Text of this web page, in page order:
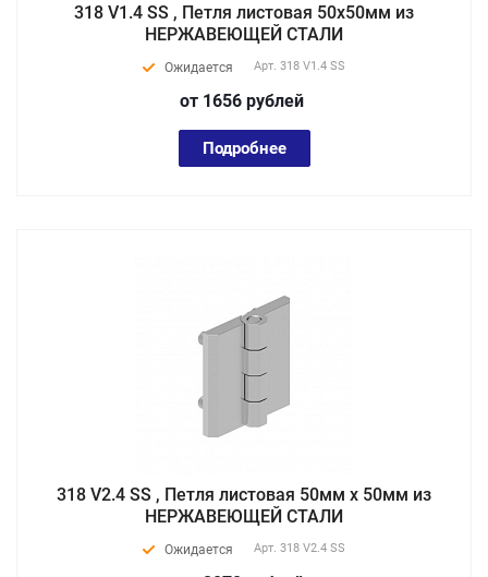
318 V1.4 SS , Петля листовая 50х50мм из
НЕРЖАВЕЮЩЕЙ СТАЛИ
Ожидается Арт. 318 V1.4 SS
от 1656 рублей
Подробнее
318 V2.4 SS , Петля листовая 50мм х 50мм из
НЕРЖАВЕЮЩЕЙ СТАЛИ
Ожидается Арт. 318 V2.4 SS